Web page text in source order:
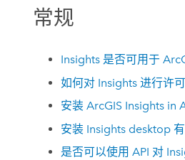
常规
Insights是否可用于
如何对 Insights进行许可
安装 ArcGIS Insights in
安装 Insights desktop有
是否可以使用 API 对